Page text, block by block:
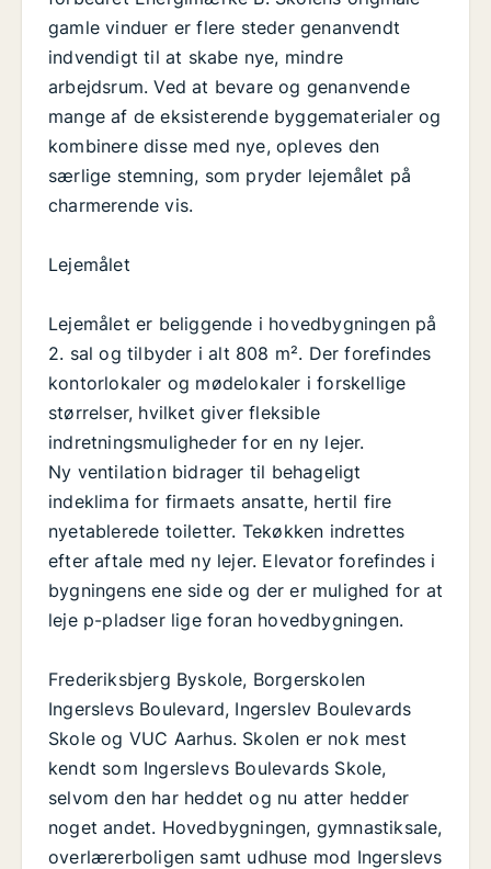
gamle vinduer er flere steder genanvendt
indvendigt til at skabe nye, mindre
arbejdsrum. Ved at bevare og genanvende
mange af de eksisterende byggematerialer og
kombinere disse med nye, opleves den
særlige stemning, som pryder lejemålet på
charmerende vis.
Lejemålet
Lejemålet er beliggende i hovedbygningen på
2. sal og tilbyder i alt 808 m². Der forefindes
kontorlokaler og mødelokaler i forskellige
størrelser, hvilket giver fleksible
indretningsmuligheder for en ny lejer.
Ny ventilation bidrager til behageligt
indeklima for firmaets ansatte, hertil fire
nyetablerede toiletter. Tekøkken indrettes
efter aftale med ny lejer. Elevator forefindes i
bygningens ene side og der er mulighed for at
leje p-pladser lige foran hovedbygningen.
Frederiksbjerg Byskole, Borgerskolen
Ingerslevs Boulevard, Ingerslev Boulevards
Skole og VUC Aarhus. Skolen er nok mest
kendt som Ingerslevs Boulevards Skole,
selvom den har heddet og nu atter hedder
noget andet. Hovedbygningen, gymnastiksale,
overlærerboligen samt udhuse mod Ingerslevs